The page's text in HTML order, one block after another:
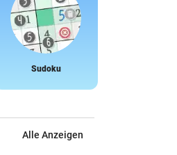
Sudoku
Alle Anzeigen